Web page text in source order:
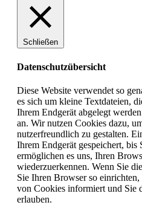
Schließen
Datenschutzübersicht
Diese Website verwendet so
es sich um kleine Textdateien,
Ihrem Endgerät abgelegt
an. Wir nutzen Cookies dazu,
nutzerfreundlich zu gestalten.
Ihrem Endgerät gespeichert, bis
ermöglichen es uns, Ihren
wiederzuerkennen. Wenn Sie
Sie Ihren Browser so einrichten,
von Cookies informiert und Sie
erlauben.